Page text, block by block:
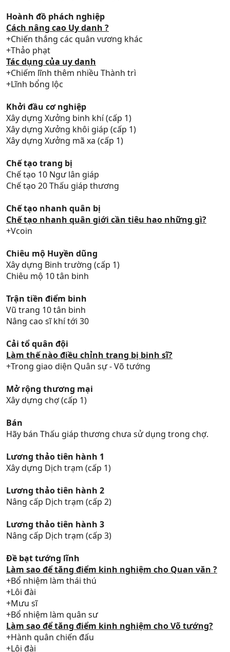
Hoành đồ phách nghiệp
Cách nâng cao Uy danh ?
+Chiến thắng các quân vương khác
+Thảo phạt
Tác dụng của uy danh
+Chiếm lĩnh thêm nhiều Thành trì
+Lĩnh bổng lộc
Khởi đầu cơ nghiệp
Xây dựng Xưởng binh khí (cấp 1)
Xây dựng Xưởng khôi giáp (cấp 1)
Xây dựng Xưởng mã xa (cấp 1)
Chế tạo trang bị
Chế tạo 10 Ngư lân giáp
Chế tạo 20 Thấu giáp thương
Chế tạo nhanh quân bị
Chế tạo nhanh quân giới cần tiêu hao những gì?
+Vcoin
Chiêu mộ Huyền dũng
Xây dựng Binh trường (cấp 1)
Chiêu mộ 10 tân binh
Trận tiền điểm binh
Vũ trang 10 tân binh
Nâng cao sĩ khí tới 30
Cải tổ quân đội
Làm thế nào điều chỉnh trang bị binh sĩ?
+Trong giao diện Quân sự - Võ tướng
Mở rộng thương mại
Xây dựng chợ (cấp 1)
Bán
Hãy bán Thấu giáp thương chưa sử dụng trong chợ.
Lương thảo tiên hành 1
Xây dựng Dịch trạm (cấp 1)
Lương thảo tiên hành 2
Nâng cấp Dịch trạm (cấp 2)
Lương thảo tiên hành 3
Nâng cấp Dịch trạm (cấp 3)
Đề bạt tướng lĩnh
Làm sao để tăng điểm kinh nghiệm cho Quan văn ?
+Bổ nhiệm làm thái thú
+Lôi đài
+Mưu sĩ
+Bổ nhiệm làm quân sư
Làm sao để tăng điểm kinh nghiệm cho Võ tướng?
+Hành quân chiến đấu
+Lôi đài